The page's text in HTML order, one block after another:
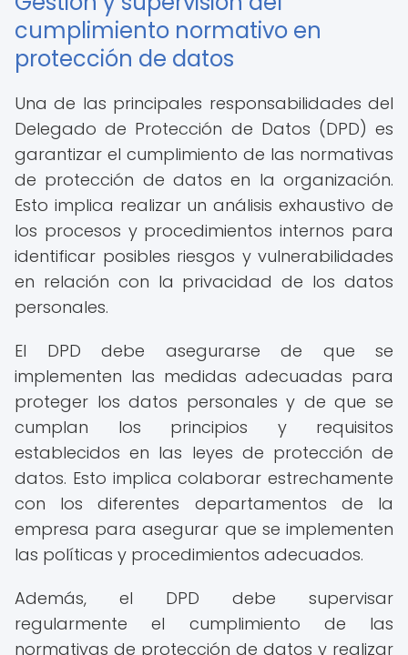
cumplimiento normativo en
protección de datos
Una de las principales responsabilidades del
Delegado de Protección de Datos (DPD) es
garantizar el cumplimiento de las normativas
de protección de datos en la organización.
Esto implica realizar un análisis exhaustivo de
los procesos y procedimientos internos para
identificar posibles riesgos y vulnerabilidades
en relación con la privacidad de los datos
personales.
El DPD debe asegurarse de que se
implementen las medidas adecuadas para
proteger los datos personales y de que se
cumplan los principios y requisitos
establecidos en las leyes de protección de
datos. Esto implica colaborar estrechamente
con los diferentes departamentos de la
empresa para asegurar que se implementen
las políticas y procedimientos adecuados.
Además, el DPD debe supervisar
regularmente el cumplimiento de las
normativas de protección de datos y realizar